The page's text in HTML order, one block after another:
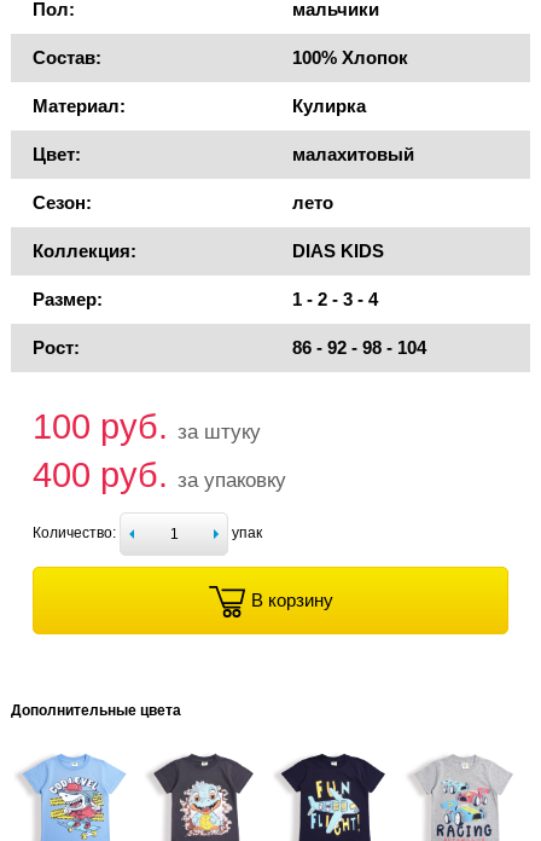
Пол: мальчики
Состав: 100% Хлопок
Материал: Кулирка
Цвет: малахитовый
Сезон: лето
Коллекция: DIAS KIDS
Размер: 1 - 2 - 3 - 4
Рост: 86 - 92 - 98 - 104
100 руб. за штуку
400 руб. за упаковку
Количество: упак
В корзину
Дополнительные цвета